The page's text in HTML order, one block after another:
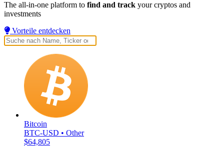
The all-in-one platform to find and track your cryptos and
investments
Vorteile entdecken
Bitcoin
BTC-USD • Other
$64,805